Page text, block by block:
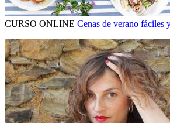
CURSO ONLINE Cenas de verano fáciles